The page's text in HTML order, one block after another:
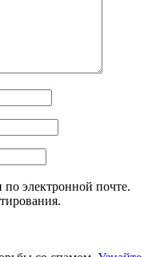
электронной почте.